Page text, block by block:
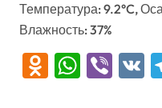
Температура: 9.2°C,
Влажность: 37%